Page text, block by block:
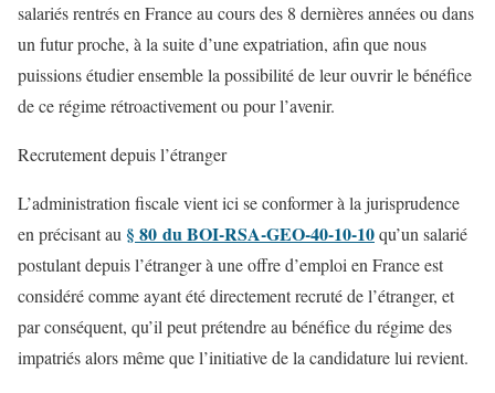
salariés rentrés en France au cours des 8 dernières années ou dans
un futur proche, à la suite d’une expatriation, afin que nous
puissions étudier ensemble la possibilité de leur ouvrir le bénéfice
de ce régime rétroactivement ou pour l’avenir.
Recrutement depuis l’étranger
L’administration fiscale vient ici se conformer à la jurisprudence
en précisant au § 80 du BOI-RSA-GEO-40-10-10qu’un salarié
postulant depuis l’étranger à une offre d’emploi en France est
considéré comme ayant été directement recruté de l’étranger, et
par conséquent, qu’il peut prétendre au bénéfice du régime des
impatriés alors même que l’initiative de la candidature lui revient.